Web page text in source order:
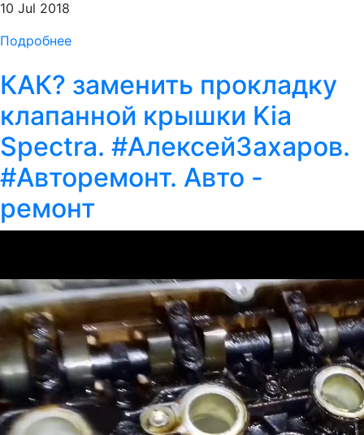
10 Jul 2018
Подробнее
КАК? заменить прокладку
клапанной крышки Kia
Spectra. #АлексейЗахаров.
#Авторемонт. Авто -
ремонт